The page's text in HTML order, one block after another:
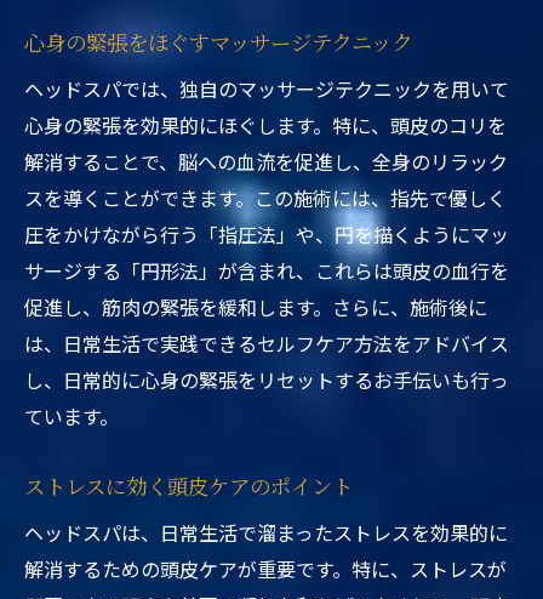
心身の緊張をほぐすマッサージテクニック
ヘッドスパでは、独自のマッサージテクニックを用いて
心身の緊張を効果的にほぐします。特に、頭皮のコリを
解消することで、脳への血流を促進し、全身のリラック
スを導くことができます。この施術には、指先で優しく
圧をかけながら行う「指圧法」や、円を描くようにマッ
サージする「円形法」が含まれ、これらは頭皮の血行を
促進し、筋肉の緊張を緩和します。さらに、施術後に
は、日常生活で実践できるセルフケア方法をアドバイス
し、日常的に心身の緊張をリセットするお手伝いも行っ
ています。
ストレスに効く頭皮ケアのポイント
ヘッドスパは、日常生活で溜まったストレスを効果的に
解消するための頭皮ケアが重要です。特に、ストレスが